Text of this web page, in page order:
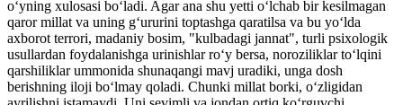
o‘yning xulosasi bo‘ladi. Agar ana shu yetti o‘lchab bir kesilmagan
qaror millat va uning g‘ururini toptashga qaratilsa va bu yo‘lda
axborot terrori, madaniy bosim, "kulbadagi jannat", turli psixologik
usullardan foydalanishga urinishlar ro‘y bersa, noroziliklar to‘lqini
qarshiliklar ummonida shunaqangi mavj uradiki, unga dosh
berishning iloji bo‘lmay qoladi. Chunki millat borki, o‘zligidan